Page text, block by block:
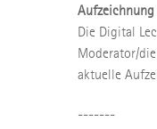
Die Digital
Moderator/
aktuelle
-------